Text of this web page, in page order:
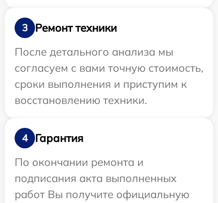
3
Ремонт техники
После детального анализа мы
согласуем с вами точную стоимость,
сроки выполнения и приступим к
восстановлению техники.
4
Гарантия
По окончании ремонта и
подписания акта выполненных
работ Вы получите официальную